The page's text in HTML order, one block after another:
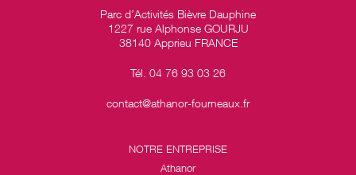
Parc d’Activités Bièvre Dauphine
1227 rue Alphonse GOURJU
38140 Apprieu FRANCE
Tél. 04 76 93 03 26
contact@athanor-fourneaux.fr
NOTRE ENTREPRISE
Athanor